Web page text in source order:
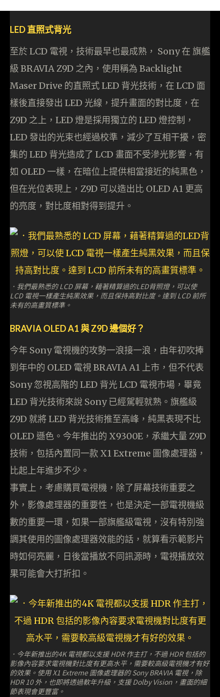
LED 直照式背光
至於 LCD 電視，技術最早也最成熟， Sony 在 旗艦
級 BRAVIA Z9D 之內，使用稱為 Backlight
Maser Drive 的直照式 LED 背光技術，在 LCD 面
樣後直接發出 LED 光線，提升畫面的對比度，在
Z9D 之上，LED 燈是採用獨立的 LED 燈控制，
LED 發出的光束也經過校準，減少了互相干擾，密
集的 LED 背光造成了 LCD 畫面不受滲光影響，有
如 OLED 一樣，在暗位上提供相當接近的純黑色，
但在光位表現上，Z9D 可以造出比 OLED A1 更高
的亮度，對比度相對得到提升。
．我們最熟悉的 LCD 屏幕，藉著精算過的LED背照燈，可以使
LCD 電視一樣產生純黑效果，而且保持高對比度。達到 LCD 前所
未有的高畫質標準。
BRAVIA OLED A1 與 Z9D 邊個好？
今年 Sony 電視機的攻勢一浪接一浪，由年初吹捧
到年中的 OLED 電視 BRAVIA A1 上市，但不代表
Sony 忽視高階的 LED 背光 LCD 電視市場，畢竟
LED 背光技術來說 Sony 已經駕輕就熟。旗艦級
Z9D 就將 LED 背光技術推至高峰，純黑表現不比
OLED 遜色。今年推出的 X9300E，承繼大量 Z9D
技術，包括內置同一款 X1 Extreme 圖像處理器，
比起上年進步不少。
事實上，考慮購買電視機，除了屏幕技術重要之
外，影像處理器的重要性，也是決定一部電視機級
數的重要一環，如果一部旗艦級電視，沒有特別強
調其使用的圖像處理器效能的話，就算看示範影片
時如何亮麗，日後當播放不同訊源時，電視播放效
果可能會大打折扣。
．今年新推出的4K 電視都以支援 HDR 作主打，不過 HDR 包括的
影像內容要求電視機對比度有更高水平，需要較高級電視機才有好
的效果。使用 X1 Extreme 圖像處理器的 Sony BRAVIA 電視，除
HDR 10 外，也即將透過軟年升級，支援 Dolby Vision，畫面的細
節表現會更豐富。